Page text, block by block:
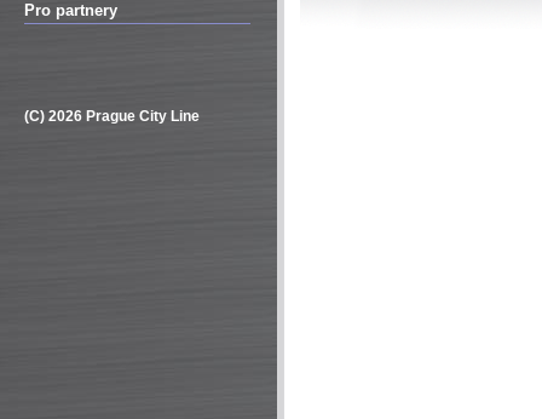
Pro partnery
(C) 2026 Prague City Line